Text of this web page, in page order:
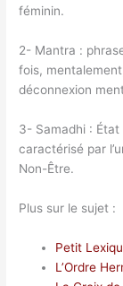
féminin.
2- Mantra :
fois,
déconnexion
3- Samadhi :
caractérisé par
Non-Être.
Plus sur le sujet :
Petit
L’Ordre